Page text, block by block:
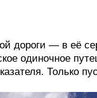
дороги — в её
одиночное
Только